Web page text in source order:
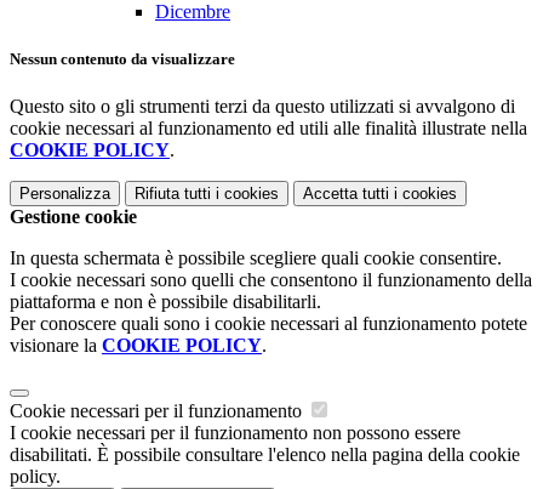
Dicembre
Nessun contenuto da visualizzare
Questo sito o gli strumenti terzi da questo utilizzati si avvalgono di
cookie necessari al funzionamento ed utili alle finalità illustrate nella
COOKIE POLICY.
Personalizza Rifiuta tutti i cookies Accetta tutti i cookies
Gestione cookie
In questa schermata è possibile scegliere quali cookie consentire.
I cookie necessari sono quelli che consentono il funzionamento della
piattaforma e non è possibile disabilitarli.
Per conoscere quali sono i cookie necessari al funzionamento potete
visionare la COOKIE POLICY.
Cookie necessari per il funzionamento
I cookie necessari per il funzionamento non possono essere
disabilitati. È possibile consultare l'elenco nella pagina della cookie
policy.